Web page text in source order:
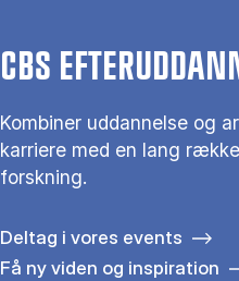
CBS
Kombiner uddannelse og
karriere med en lang
forskning.
Deltag i vores events
Få ny viden og inspiration